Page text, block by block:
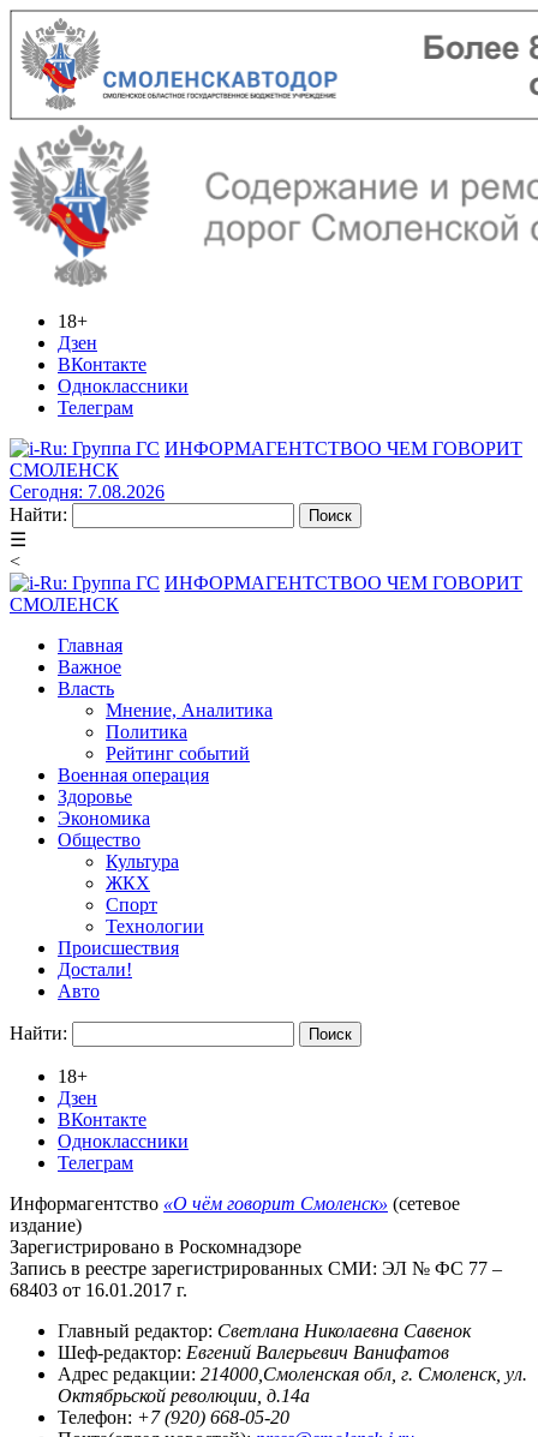
18+
Дзен
ВКонтакте
Одноклассники
Телеграм
ИНФОРМАГЕНТСТВОО ЧЕМ ГОВОРИТ
СМОЛЕНСК
Сегодня: 7.08.2026
Найти:
☰
<
ИНФОРМАГЕНТСТВОО ЧЕМ ГОВОРИТ
СМОЛЕНСК
Главная
Важное
Власть
Мнение, Аналитика
Политика
Рейтинг событий
Военная операция
Здоровье
Экономика
Общество
Культура
ЖКХ
Спорт
Технологии
Происшествия
Достали!
Авто
Найти:
18+
Дзен
ВКонтакте
Одноклассники
Телеграм
Информагентство «О чём говорит Смоленск» (сетевое
издание)
Зарегистрировано в Роскомнадзоре
Запись в реестре зарегистрированных СМИ: ЭЛ № ФС 77 –
68403 от 16.01.2017 г.
Главный редактор: Светлана Николаевна Савенок
Шеф-редактор: Евгений Валерьевич Ванифатов
Адрес редакции: 214000,Смоленская обл, г. Смоленск, ул.
Октябрьской революции, д.14а
Телефон: +7 (920) 668-05-20